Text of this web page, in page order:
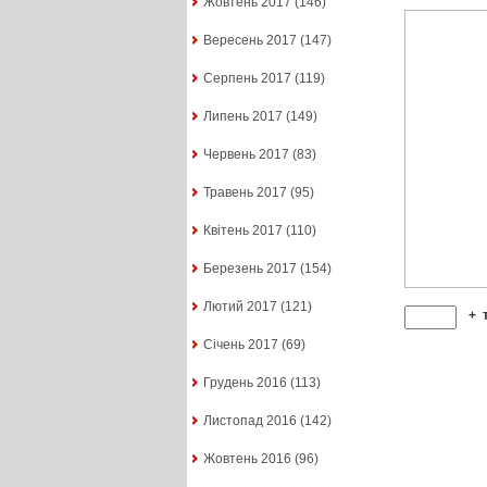
Вересень 2017 (147)
Серпень 2017 (119)
Липень 2017 (149)
Червень 2017 (83)
Травень 2017 (95)
Квітень 2017 (110)
Березень 2017 (154)
Лютий 2017 (121)
Січень 2017 (69)
Грудень 2016 (113)
Листопад 2016 (142)
Жовтень 2016 (96)
+